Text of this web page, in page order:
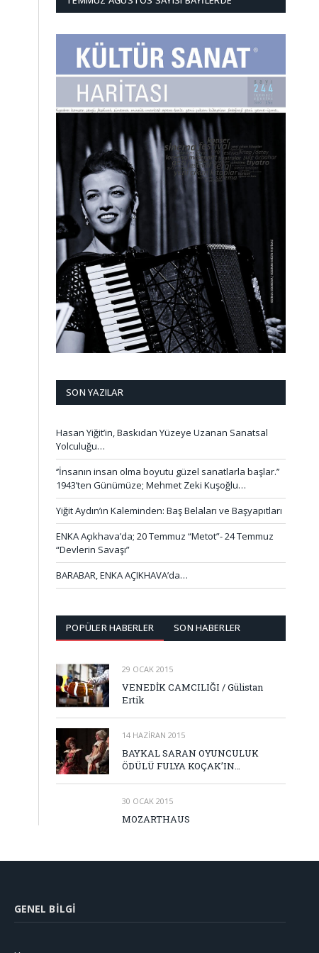
SON YAZILAR
Hasan Yiğit’in, Baskıdan Yüzeye Uzanan Sanatsal
Yolculuğu…
‘’İnsanın insan olma boyutu güzel sanatlarla başlar.’’
1943’ten Günümüze; Mehmet Zeki Kuşoğlu…
Yiğit Aydın’ın Kaleminden: Baş Belaları ve Başyapıtları
ENKA Açıkhava’da; 20 Temmuz “Metot”- 24 Temmuz
“Devlerin Savaşı”
BARABAR, ENKA AÇIKHAVA’da…
POPÜLER HABERLER SON HABERLER
29 OCAK 2015
VENEDİK CAMCILIĞI / Gülistan
Ertik
14 HAZIRAN 2015
BAYKAL SARAN OYUNCULUK
ÖDÜLÜ FULYA KOÇAK’IN…
30 OCAK 2015
MOZARTHAUS
GENEL BILGI